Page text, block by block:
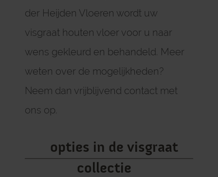
der Heijden Vloeren wordt uw
visgraat houten vloer voor u naar
wens gekleurd en behandeld. Meer
weten over de mogelijkheden?
Neem dan vrijblijvend contact met
ons op.
opties in de visgraat
collectie